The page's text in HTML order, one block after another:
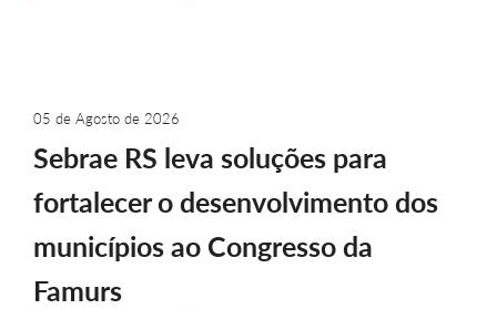
05 de Agosto de 2026
Sebrae RS leva soluções para
fortalecer o desenvolvimento dos
municípios ao Congresso da
Famurs